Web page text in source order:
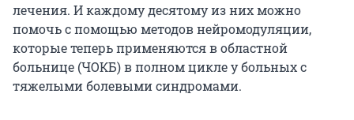
лечения. И каждому десятому из них можно
помочь с помощью методов нейромодуляции,
которые теперь применяются в областной
больнице (ЧОКБ) в полном цикле у больных с
тяжелыми болевыми синдромами.